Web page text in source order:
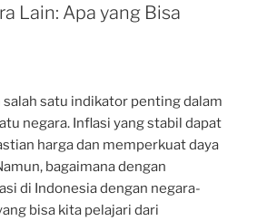
Lain: Apa yang Bisa
satu indikator penting dalam
negara. Inflasi yang stabil dapat
harga dan memperkuat daya
bagaimana dengan
di Indonesia dengan negara-
bisa kita pelajari dari